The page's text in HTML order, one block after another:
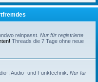
reinpasst. Nur für registrierte
Threads die 7 Tage ohne neue
, Audio- und Funktechnik. Nur für